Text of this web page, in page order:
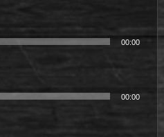
00:00
00:00